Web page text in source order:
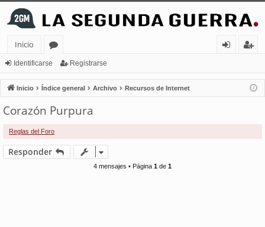
Inicio
or
os
nt
ifi
ist
ra
Identificarse Registrarse
Inicio Índice general Archivo Recursos de Internet
Corazón Purpura
Reglas del Foro
Responder
4 mensajes • Página 1 de 1